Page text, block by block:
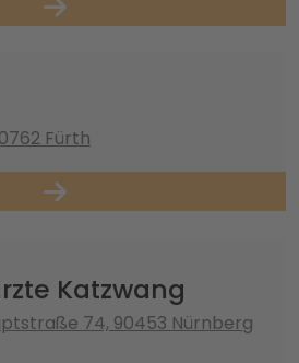
Fürth
Katzwang
74, 90453 Nürnberg